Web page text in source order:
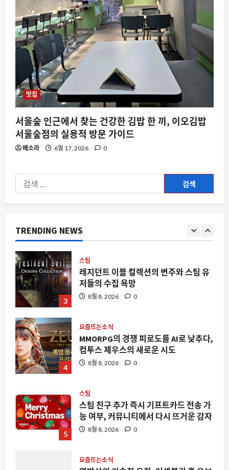
맛집
서울숲 인근에서 찾는 건강한 김밥 한 끼, 이오김밥
서울숲점의 실용적 방문 가이드
배소라 6월 17, 2026 0
색:
TRENDING NEWS
5
스팀 친구 추가 즉시 기프트카드 전송 가
능 여부, 커뮤니티에서 다시 뜨거운 감자
8월 8, 2026 0
1
역발상의 기술적 유희, 어셈블리 홀 오브
셰임이 주목받는 이유
8월 8, 2026 0
2
AI
DeepSeek V4 Flash 0731, 왜 개발자들
3
4
요즘뜨는소식
MMORPG의 경쟁 피로도를 AI로 낮추다,
컴투스 제우스의 새로운 시도
8월 8, 2026
5
스팀
스팀 친구 추가 즉시 기프트카드 전송 가
능 여부, 커뮤니티에서 다시 뜨거운 감자
8월 8, 2026
1
요즘뜨는소식
역발상의 기술적 유희, 어셈블리 홀 오브
셰임이 주목받는 이유
8월 8, 2026
AI